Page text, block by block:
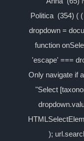
Politica (354) (
dropdown =
function
'escape' ===
Only navigate if
"Select
);